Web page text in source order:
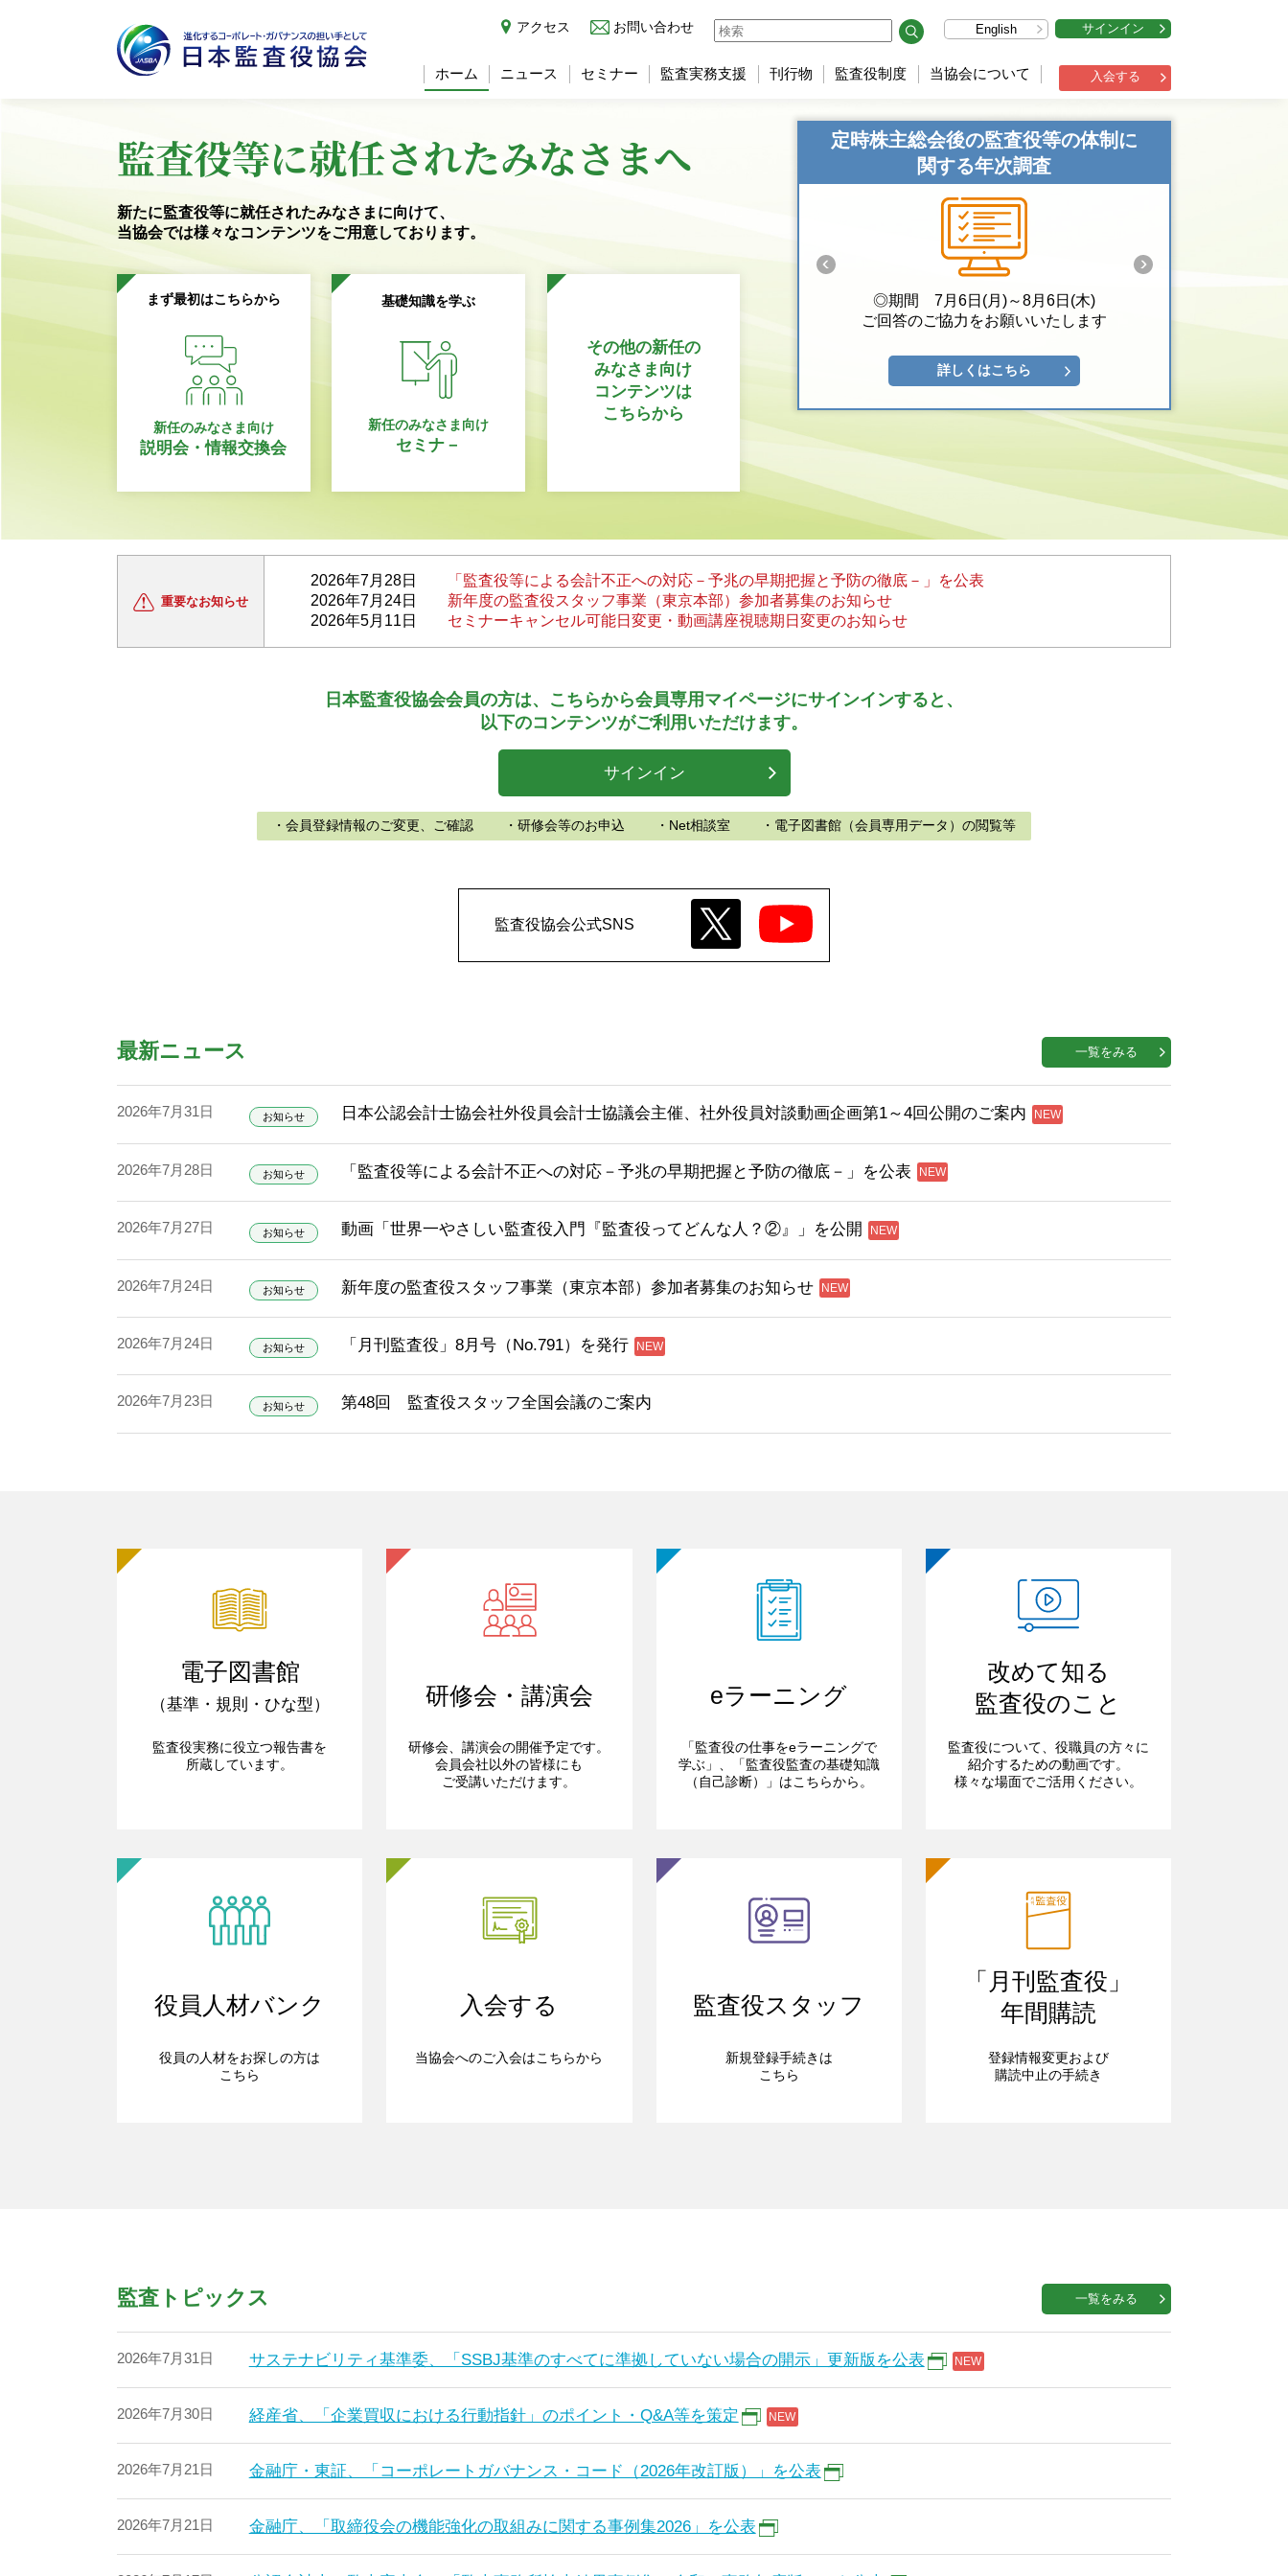
ホーム ニュース セミナー 監査実務支援 刊行物 監査役制度 当協会について 入会する
アクセス お問い合わせ English サインイン
監査役等に就任されたみなさまへ
新たに監査役等に就任されたみなさまに向けて、
当協会では様々なコンテンツをご用意しております。
まず最初はこちらから
新任のみなさま向け
説明会・情報交換会
基礎知識を学ぶ
新任のみなさま向け
セミナ－
その他の新任の
みなさま向け
コンテンツは
こちらから
定時株主総会後の監査役等の体制に
関する年次調査
◎期間 7月6日(月)～8月6日(木)
ご回答のご協力をお願いいたします
詳しくはこちら
重要なお知らせ
2026年7月28日
「監査役等による会計不正への対応－予兆の早期把握と予防の徹底－」を公表
2026年7月24日
新年度の監査役スタッフ事業（東京本部）参加者募集のお知らせ
2026年5月11日
セミナーキャンセル可能日変更・動画講座視聴期日変更のお知らせ
日本監査役協会会員の方は、 こちらから会員専用マイページにサインインすると、
以下のコンテンツがご利用いただけます。
サインイン
・会員登録情報のご変更、ご確認 ・研修会等のお申込 ・Net相談室 ・電子図書館（会員専用データ）の閲覧等
監査役協会公式SNS
最新ニュース 一覧をみる
2026年7月31日 お知らせ 日本公認会計士協会社外役員会計士協議会主催、社外役員対談動画企画第1～4回公開のご案内
2026年7月28日 お知らせ 「監査役等による会計不正への対応－予兆の早期把握と予防の徹底－」を公表
2026年7月27日 お知らせ 動画「世界一やさしい監査役入門『監査役ってどんな人？②』」を公開
2026年7月24日 お知らせ 新年度の監査役スタッフ事業（東京本部）参加者募集のお知らせ
2026年7月24日 お知らせ 「月刊監査役」8月号（No.791）を発行
2026年7月23日 お知らせ 第48回 監査役スタッフ全国会議のご案内
電子図書館
（基準・規則・ひな型）
監査役実務に役立つ報告書を
所蔵しています。
研修会・講演会
研修会、講演会の開催予定です。
会員会社以外の皆様にも
ご受講いただけます。
eラーニング
「監査役の仕事をeラーニングで
学ぶ」、「監査役監査の基礎知識
（自己診断）」はこちらから。
改めて知る
監査役のこと
監査役について、役職員の方々に
紹介するための動画です。
様々な場面でご活用ください。
役員人材バンク
役員の人材をお探しの方は
こちら
入会する
当協会へのご入会はこちらから
監査役スタッフ
新規登録手続きは
こちら
「月刊監査役」
年間購読
登録情報変更および
購読中止の手続き
監査トピックス 一覧をみる
2026年7月31日 サステナビリティ基準委、「SSBJ基準のすべてに準拠していない場合の開示」更新版を公表
2026年7月30日 経産省、「企業買収における行動指針」のポイント・Q&A等を策定
2026年7月21日 金融庁・東証、「コーポレートガバナンス・コード（2026年改訂版）」を公表
2026年7月21日 金融庁、「取締役会の機能強化の取組みに関する事例集2026」を公表